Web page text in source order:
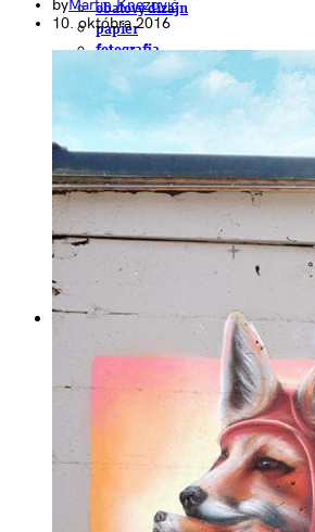
obalový dizajn
papier
fotografia
web
3D
hardware
software, mobilné aplikácie
na stiahnutie
obludárium
video
pracovné ponuky
ZÁKAZKY
NÁVODY
pre klientov
pdf, ps, acrobat, distiller
fonty, písmo, typografia
farby a color management návody
byMartin Knezović
10. októbra 2016